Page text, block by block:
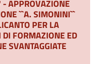
APPROVAZIONE
``A. SIMONINI``
PER LA
FORMAZIONE ED
SVANTAGGIATE